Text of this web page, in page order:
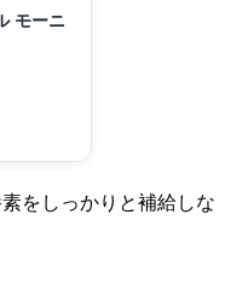
モーニ
をしっかりと補給しな